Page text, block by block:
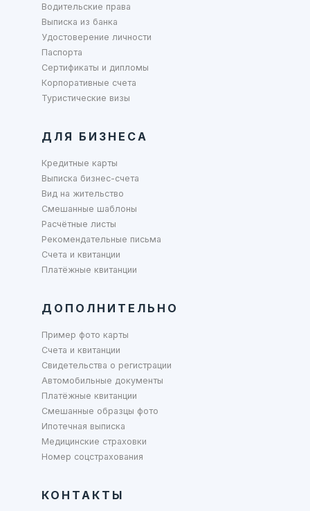
Водительские права
Выписка из банка
Удостоверение личности
Паспорта
Сертификаты и дипломы
Корпоративные счета
Туристические визы
ДЛЯ БИЗНЕСА
Кредитные карты
Выписка бизнес-счета
Вид на жительство
Смешанные шаблоны
Расчётные листы
Рекомендательные письма
Счета и квитанции
Платёжные квитанции
ДОПОЛНИТЕЛЬНО
Пример фото карты
Счета и квитанции
Свидетельства о регистрации
Автомобильные документы
Платёжные квитанции
Смешанные образцы фото
Ипотечная выписка
Медицинские страховки
Номер соцстрахования
КОНТАКТЫ